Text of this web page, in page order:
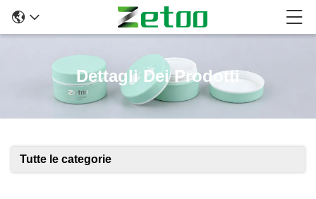
Dettagli Dei Prodotti
Tutte le categorie